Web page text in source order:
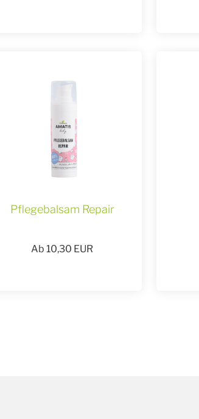
Pflegebalsam Repair
Ab 10,30 EUR